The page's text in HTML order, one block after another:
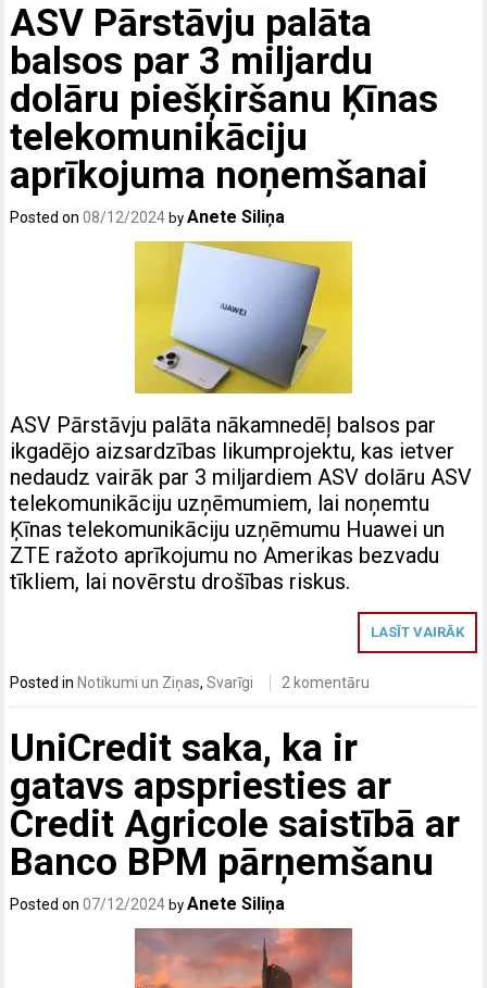
ASV Pārstāvju palāta
balsos par 3 miljardu
dolāru piešķiršanu Ķīnas
telekomunikāciju
aprīkojuma noņemšanai
Posted on08/12/2024 byAnete Siliņa
ASV Pārstāvju palāta nākamnedēļ balsos par
ikgadējo aizsardzības likumprojektu, kas ietver
nedaudz vairāk par 3 miljardiem ASV dolāru ASV
telekomunikāciju uzņēmumiem, lai noņemtu
Ķīnas telekomunikāciju uzņēmumu Huawei un
ZTE ražoto aprīkojumu no Amerikas bezvadu
tīkliem, lai novērstu drošības riskus.
LASĪT VAIRĀK
Posted in Notikumi un Ziņas,Svarīgi 2 komentāru
UniCredit saka, ka ir
gatavs apspriesties ar
Credit Agricole saistībā ar
Banco BPM pārņemšanu
Posted on07/12/2024 byAnete Siliņa